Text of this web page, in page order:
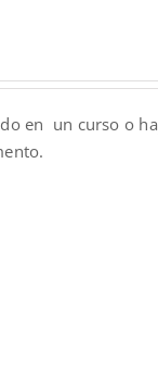
en un curso o